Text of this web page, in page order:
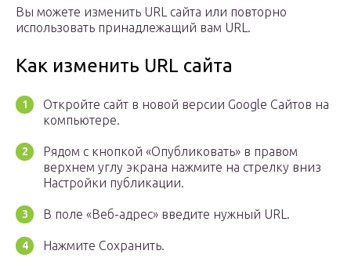
Вы можете изменить URL сайта или повторно
использовать принадлежащий вам URL.
Как изменить URL сайта
Откройте сайт в новой версии Google Сайтов на
компьютере.
Рядом с кнопкой «Опубликовать» в правом
верхнем углу экрана нажмите на стрелку вниз
Настройки публикации.
В поле «Веб-адрес» введите нужный URL.
Нажмите Сохранить.